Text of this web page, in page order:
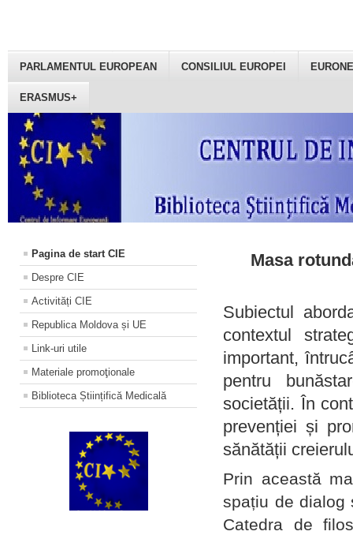
PARLAMENTUL EUROPEAN CONSILIUL EUROPEI
ERASMUS+
Pagina de start CIE
Despre CIE
Activități CIE
Republica Moldova și UE
Link-uri utile
Materiale promoţionale
Biblioteca Științifică Medicală
Masa
Subiectul
contextul
important,
pentru
societății. În
prevenției și
sănătății
Prin această
spațiu de dialog
Catedra de